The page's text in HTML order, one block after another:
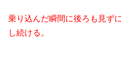
乗り込んだ瞬間に後ろも見ず
し続ける。